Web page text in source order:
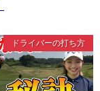
ドライバーの打ち方